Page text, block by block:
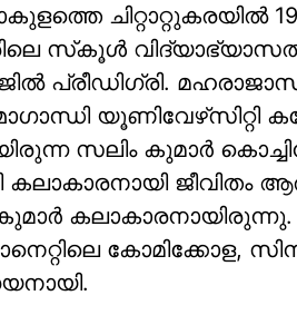
ചിറ്റാറ്റുകരയില്‍
സ്‌കൂള്‍
പ്രീഡിഗ്രി.
യൂണിവേഴ്‌സിറ്റി
സലിം കുമാര്‍
കലാകാരനായി ജീവിതം
കോമിക്കോള,